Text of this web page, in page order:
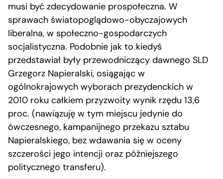
musi być zdecydowanie prospołeczna. W
sprawach światopoglądowo-obyczajowych
liberalna, w społeczno-gospodarczych
socjalistyczna. Podobnie jak to kiedyś
przedstawiał były przewodniczący dawnego SLD
Grzegorz Napieralski, osiągając w
ogólnokrajowych wyborach prezydenckich w
2010 roku całkiem przyzwoity wynik rzędu 13,6
proc. (nawiązuję w tym miejscu jedynie do
ówczesnego, kampanijnego przekazu sztabu
Napieralskiego, bez wdawania się w oceny
szczerości jego intencji oraz późniejszego
politycznego transferu).